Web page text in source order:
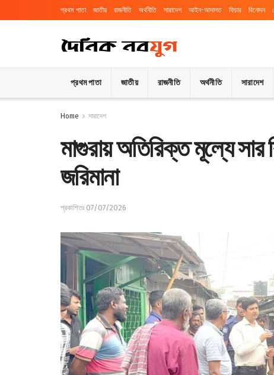
প্রথম পাতা জাতীয় রাজনীতি অর্থনীতি সারাদেশ আইন-আদালত ফিচার বিনোদন
প্রথম পাতা জাতীয় রাজনীতি অর্থনীতি সারাদেশ
Home সারাদেশ
মাগুরায় অতিরিক্ত মূল্যে সার
জরিমানা
প্রকাশিতঃ 07/07/2026